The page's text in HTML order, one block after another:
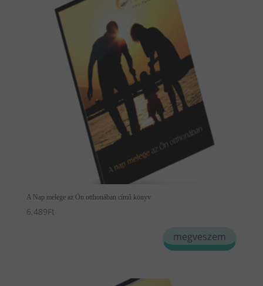
A Nap melege az Ön otthonában című könyv
6,489Ft
megveszem